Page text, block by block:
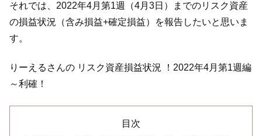
それでは、2022年4月第1週（4月3日）までのリスク資産
の損益状況（含み損益+確定損益）を報告したいと思いま
す。
りーえるさんの リスク資産損益状況 ！2022年4月第1週編
～利確！
目次